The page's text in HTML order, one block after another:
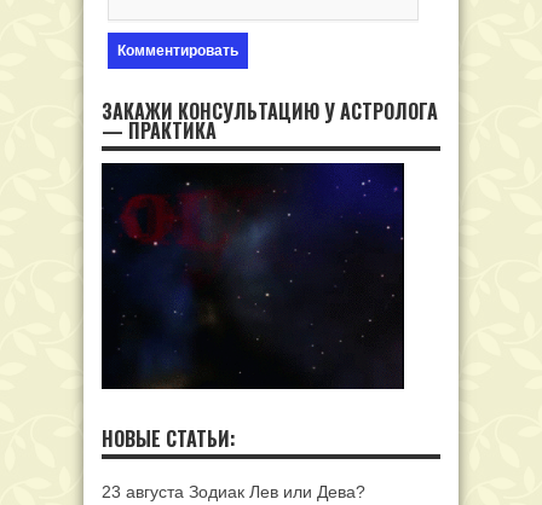
ЗАКАЖИ КОНСУЛЬТАЦИЮ У АСТРОЛОГА
— ПРАКТИКА
НОВЫЕ СТАТЬИ:
23 августа Зодиак Лев или Дева?